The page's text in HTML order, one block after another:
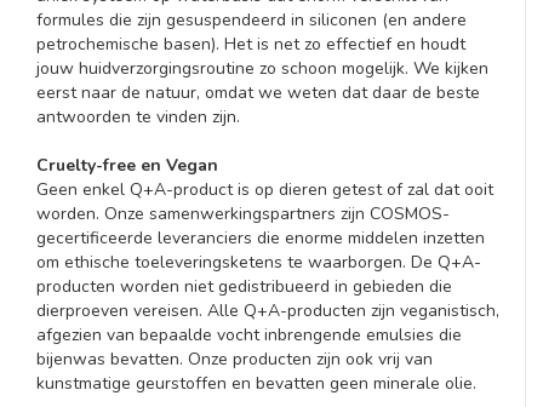
formules die zijn gesuspendeerd in siliconen (en andere
petrochemische basen). Het is net zo effectief en houdt
jouw huidverzorgingsroutine zo schoon mogelijk. We kijken
eerst naar de natuur, omdat we weten dat daar de beste
antwoorden te vinden zijn.
Cruelty-free en Vegan
Geen enkel Q+A-product is op dieren getest of zal dat ooit
worden. Onze samenwerkingspartners zijn COSMOS-
gecertificeerde leveranciers die enorme middelen inzetten
om ethische toeleveringsketens te waarborgen. De Q+A-
producten worden niet gedistribueerd in gebieden die
dierproeven vereisen. Alle Q+A-producten zijn veganistisch,
afgezien van bepaalde vocht inbrengende emulsies die
bijenwas bevatten. Onze producten zijn ook vrij van
kunstmatige geurstoffen en bevatten geen minerale olie.